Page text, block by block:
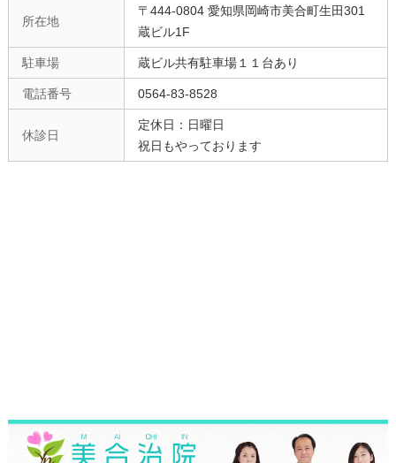
所在地
〒444-0804 愛知県岡崎市美合町生田301
蔵ビル1F
駐車場 蔵ビル共有駐車場１１台あり
電話番号 0564-83-8528
休診日
定休日：日曜日
祝日もやっております